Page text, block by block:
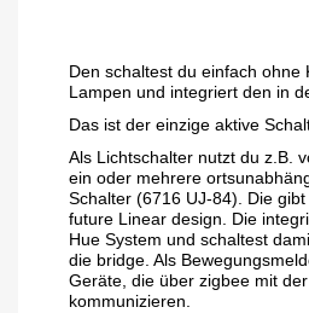
Den schaltest du einfach ohne
Lampen und integriert den in
Das ist der einzige aktive
Als Lichtschalter nutzt du z.B.
ein oder mehrere
Schalter (6716 UJ-84). Die
future Linear design. Die
Hue System und schaltest
die bridge. Als
Geräte, die über zigbee mit
kommunizieren.